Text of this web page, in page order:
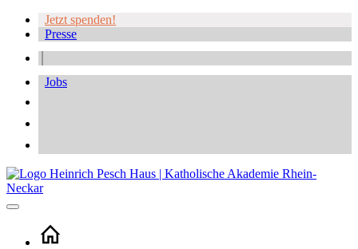
Jetzt spenden!
Presse
Jobs